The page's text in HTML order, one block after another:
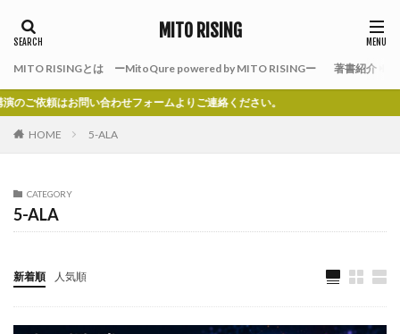
MITO RISING
MITO RISINGとは ーMitoQure powered by MITO RISINGー 著書紹介
問い合わせフォームよりご連絡ください。
HOME 5-ALA
CATEGORY
5-ALA
新着順 人気順